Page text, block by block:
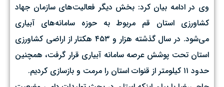
وی در ادامه بیان کرد: بخش دیگر فعالیت‌های سازمان جهاد
کشاورزی استان قم مربوط به حوزه سامانه‌های آبیاری
می‌شود. در سال گذشته هزار و ۴۵۳ هکتار از اراضی کشاورزی
استان تحت پوشش عرصه سامانه آبیاری قرار گرفت، همچنین
حدود ۱۱ کیلومتر از قنوات استان را مرمت و بازسازی کردیم.